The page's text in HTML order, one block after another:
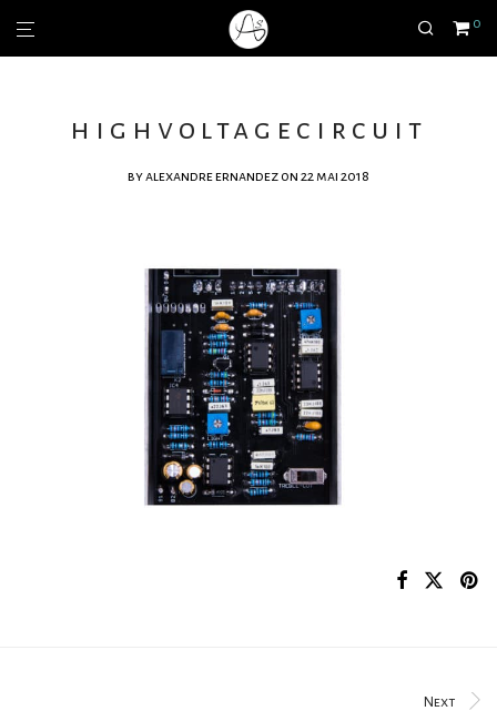
0
highvoltagecircuit
byalexandre ernandez on 22 mai 2018
Next